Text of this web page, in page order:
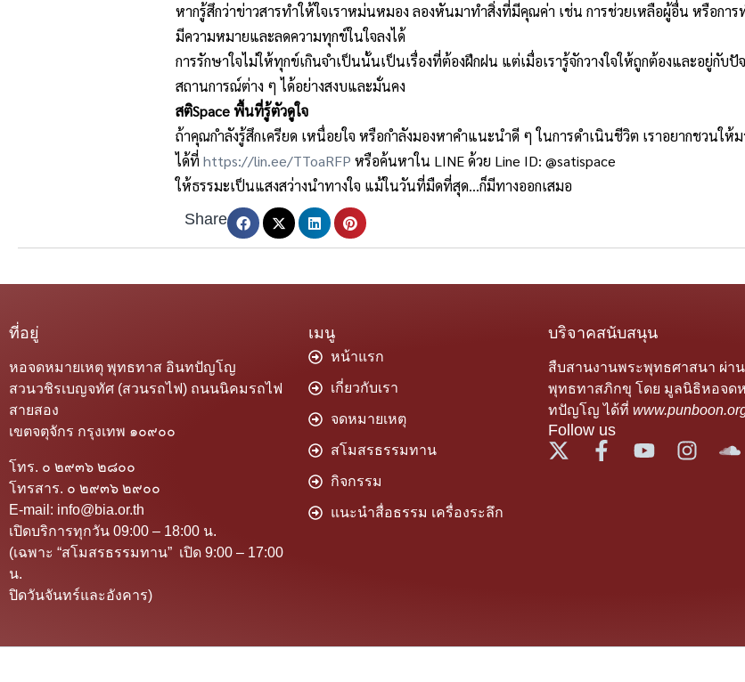
หากรู้สึกว่าข่าวสารทำให้ใจเราหม่นหมอง ลองหันมาทำสิ่งที่มีคุณค่า เช่น การช่วยเหลือผู้อื่น หรือการ
มีความหมายและลดความทุกข์ในใจลงได้
การรักษาใจไม่ให้ทุกข์เกินจำเป็นนั้นเป็นเรื่องที่ต้องฝึกฝน แต่เมื่อเรารู้จักวางใจให้ถูกต้องและอยู่กับปั
สถานการณ์ต่าง ๆ ได้อย่างสงบและมั่นคง
สติSpace พื้นที่รู้ตัวดูใจ
ถ้าคุณกำลังรู้สึกเครียด เหนื่อยใจ หรือกำลังมองหาคำแนะนำดี ๆ ในการดำเนินชีวิต เราอยากชวนให้
ได้ที่ https://lin.ee/TToaRFP หรือค้นหาใน LINE ด้วย Line ID: @satispace
ให้ธรรมะเป็นแสงสว่างนำทางใจ แม้ในวันที่มืดที่สุด…ก็มีทางออกเสมอ
Share
ที่อยู่
หอจดหมายเหตุ พุทธทาส อินทปัญโญ
สวนวชิรเบญจทัศ (สวนรถไฟ) ถนนนิคมรถไฟ
สายสอง
เขตจตุจักร กรุงเทพ ๑๐๙๐๐
โทร. ๐ ๒๙๓๖ ๒๘๐๐
โทรสาร. ๐ ๒๙๓๖ ๒๙๐๐
E-mail: info@bia.or.th
เปิดบริการทุกวัน 09:00 – 18:00 น.
(เฉพาะ “สโมสรธรรมทาน” เปิด 9:00 – 17:00
น.
ปิดวันจันทร์และอังคาร)
เมนู
หน้าแรก
เกี่ยวกับเรา
จดหมายเหตุ
สโมสรธรรมทาน
กิจกรรม
แนะนำสื่อธรรม เครื่องระลึก
บริจาคสนับสนุน
สืบสานงานพระพุทธศาสนา ผ่า
พุทธทาสภิกขุ โดย มูลนิธิหอจด
ทปัญโญ ได้ที่
Follow us